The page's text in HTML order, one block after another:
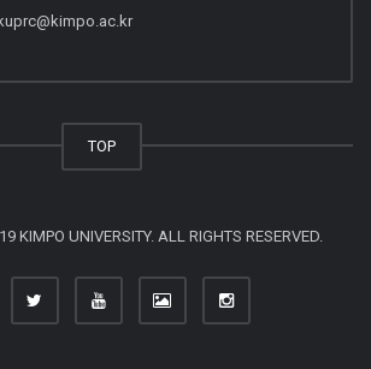
TOP
KIMPO UNIVERSITY. ALL RIGHTS RESERVED.